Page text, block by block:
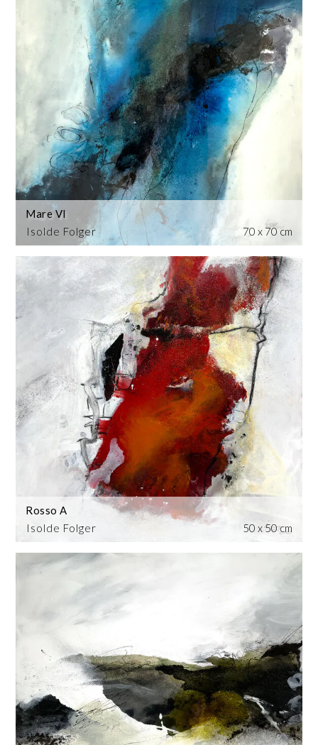
Isolde Folger
Mare VI
70 x 70 cm
Isolde Folger
Rosso A
50 x 50 cm